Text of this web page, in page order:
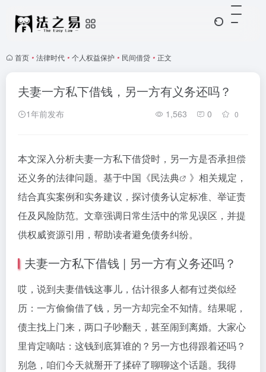
首页 • 法律时代 • 个人权益保护 • 民间借贷 • 正文
夫妻一方私下借钱，另一方有义务还吗？
1年前发布 1,563 0 0
本文深入分析夫妻一方私下借贷时，另一方是否承担偿
还义务的法律问题。基于中国《民法典
》相关规定，
结合真实案例和实务建议，探讨债务认定标准、举证责
任及风险防范。文章强调日常生活中的常见误区，并提
供权威资源引用，帮助读者避免债务纠纷。
夫妻一方私下借钱 | 另一方有义务还吗？
哎，说到夫妻借钱这事儿，估计很多人都有过类似经
历：一方偷偷借了钱，另一方却完全不知情。结果呢，
债主找上门来，两口子吵翻天，甚至闹到离婚。大家心
里肯定嘀咕：这钱到底算谁的？另一方也得跟着还吗？
别急，咱们今天就掰开了揉碎了聊聊这个话题。我得